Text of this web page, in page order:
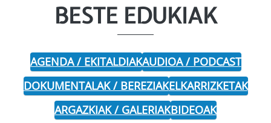
BESTE EDUKIAK
AGENDA / EKITALDIAKAUDIOA / PODCAST
DOKUMENTALAK / BEREZIAKELKARRIZKETAK
ARGAZKIAK / GALERIAKBIDEOAK